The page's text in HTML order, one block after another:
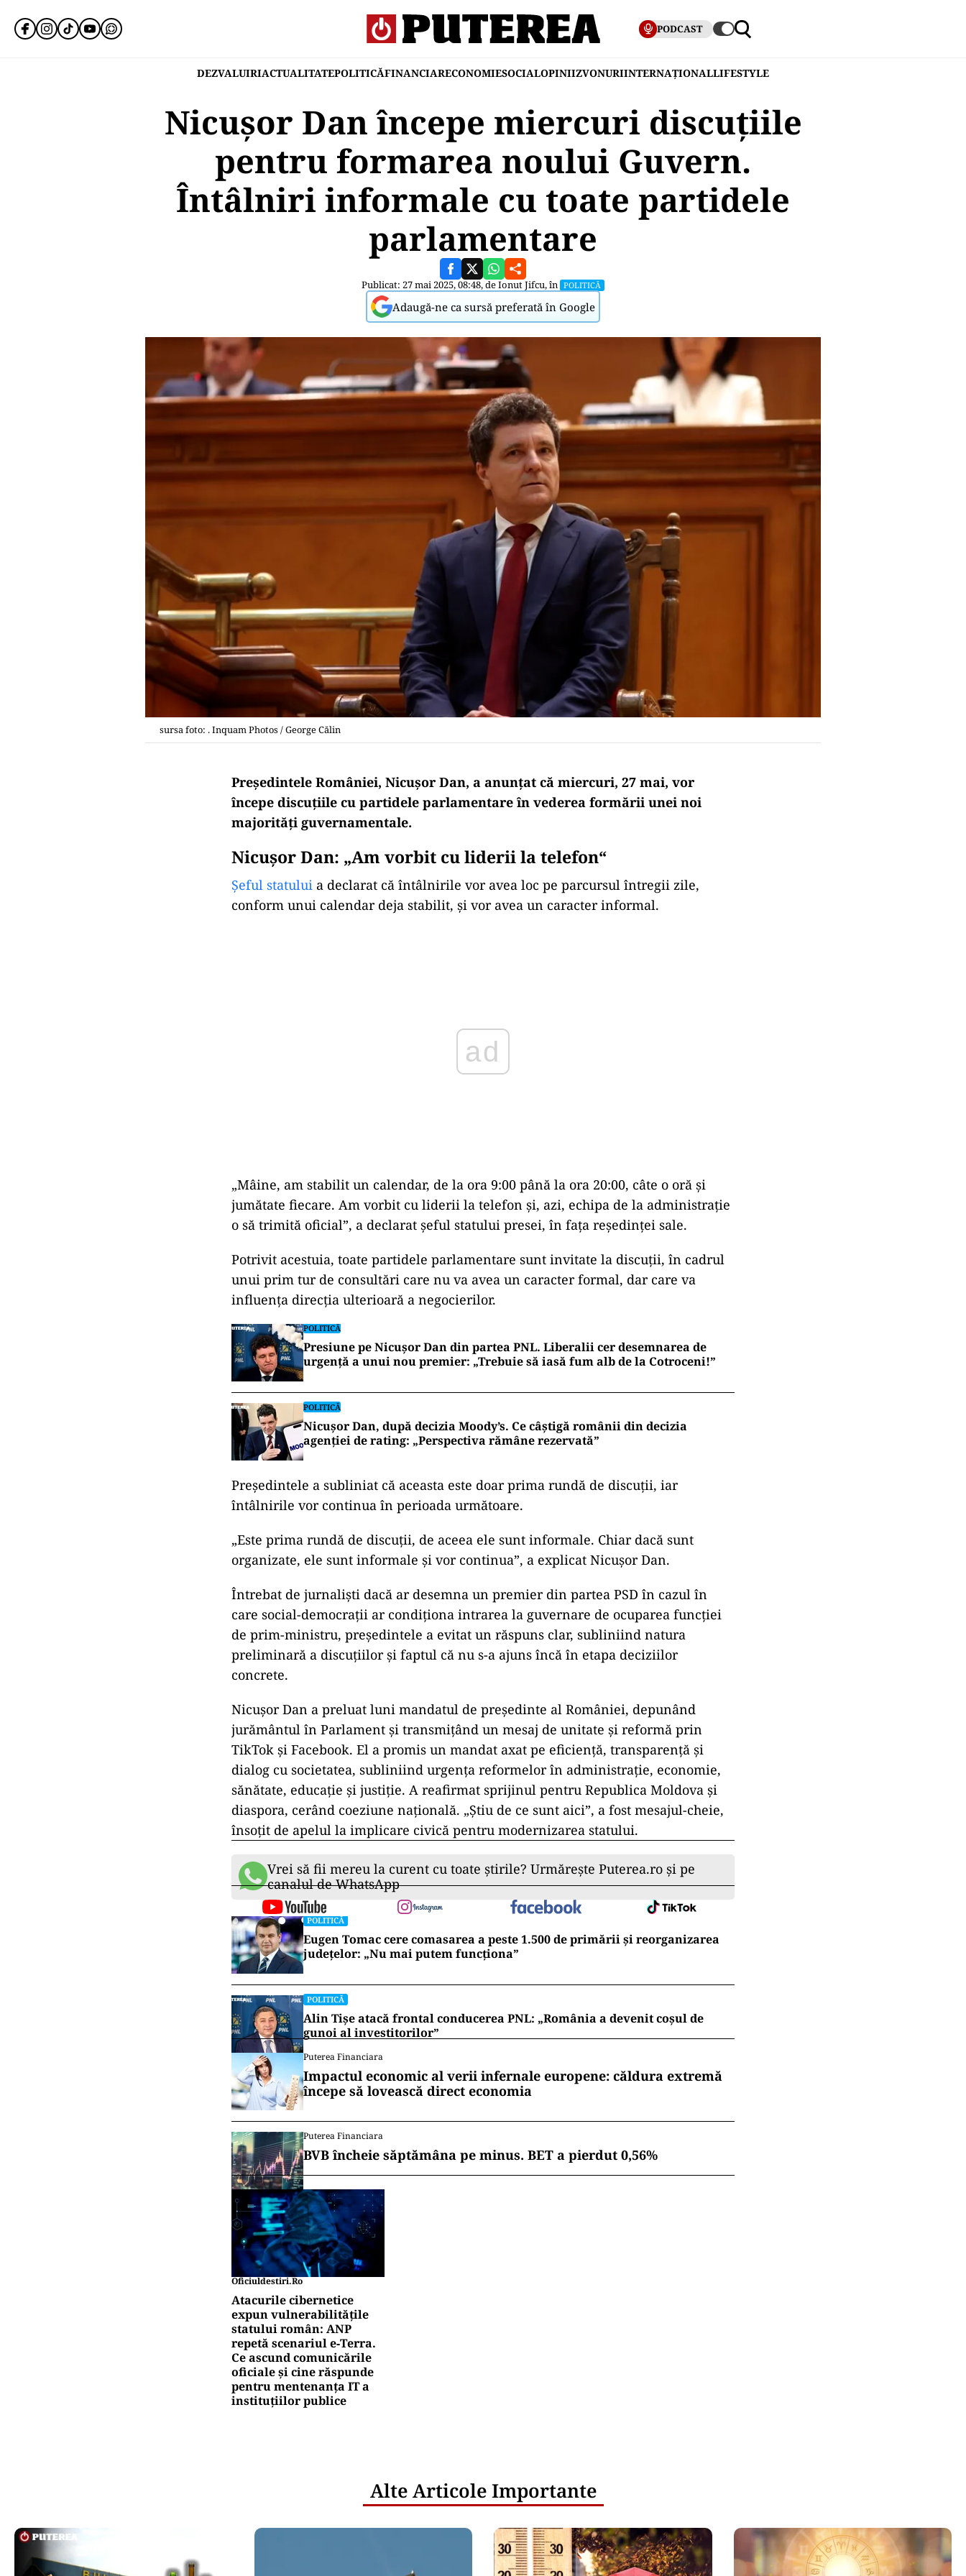
PODCAST
DEZVALUIRIACTUALITATEPOLITICĂFINANCIARECONOMIESOCIALOPINIIZVONURIINTERNAȚIONALLIFESTYLE
Nicușor Dan începe miercuri discuțiile
pentru formarea noului Guvern.
Întâlniri informale cu toate partidele
parlamentare
Publicat: 27 mai 2025, 08:48, deIonut Jifcu, în POLITICĂ
Adaugă-ne ca sursă preferată în Google
sursa foto: . Inquam Photos / George Călin
Președintele României, Nicușor Dan, a anunțat că miercuri, 27 mai, vor
începe discuțiile cu partidele parlamentare în vederea formării unei noi
majorități guvernamentale.
Nicuşor Dan: „Am vorbit cu liderii la telefon“
Şeful statului a declarat că întâlnirile vor avea loc pe parcursul întregii zile,
conform unui calendar deja stabilit, și vor avea un caracter informal.
ad
„Mâine, am stabilit un calendar, de la ora 9:00 până la ora 20:00, câte o oră și
jumătate fiecare. Am vorbit cu liderii la telefon și, azi, echipa de la administrație
o să trimită oficial”, a declarat șeful statului presei, în fața reședinței sale.
Potrivit acestuia, toate partidele parlamentare sunt invitate la discuții, în cadrul
unui prim tur de consultări care nu va avea un caracter formal, dar care va
influența direcția ulterioară a negocierilor.
POLITICĂ
Presiune pe Nicușor Dan din partea PNL. Liberalii cer desemnarea de
urgență a unui nou premier: „Trebuie să iasă fum alb de la Cotroceni!”
POLITICĂ
Nicușor Dan, după decizia Moody’s. Ce câștigă românii din decizia
agenției de rating: „Perspectiva rămâne rezervată”
Președintele a subliniat că aceasta este doar prima rundă de discuții, iar
întâlnirile vor continua în perioada următoare.
„Este prima rundă de discuții, de aceea ele sunt informale. Chiar dacă sunt
organizate, ele sunt informale și vor continua”, a explicat Nicușor Dan.
Întrebat de jurnaliști dacă ar desemna un premier din partea PSD în cazul în
care social-democrații ar condiționa intrarea la guvernare de ocuparea funcției
de prim-ministru, președintele a evitat un răspuns clar, subliniind natura
preliminară a discuțiilor și faptul că nu s-a ajuns încă în etapa deciziilor
concrete.
Nicușor Dan a preluat luni mandatul de președinte al României, depunând
jurământul în Parlament și transmițând un mesaj de unitate și reformă prin
TikTok și Facebook. El a promis un mandat axat pe eficiență, transparență și
dialog cu societatea, subliniind urgența reformelor în administrație, economie,
sănătate, educație și justiție. A reafirmat sprijinul pentru Republica Moldova și
diaspora, cerând coeziune națională. „Știu de ce sunt aici”, a fost mesajul-cheie,
însoțit de apelul la implicare civică pentru modernizarea statului.
Vrei să fii mereu la curent cu toate știrile? Urmărește Puterea.ro și pe
canalul de WhatsApp
POLITICĂ
Eugen Tomac cere comasarea a peste 1.500 de primării și reorganizarea
județelor: „Nu mai putem funcționa”
POLITICĂ
Alin Tișe atacă frontal conducerea PNL: „România a devenit coșul de
gunoi al investitorilor”
Puterea Financiara
Impactul economic al verii infernale europene: căldura extremă
începe să lovească direct economia
Puterea Financiara
BVB încheie săptămâna pe minus. BET a pierdut 0,56%
Oficiuldestiri.ro
Atacurile cibernetice
expun vulnerabilitățile
statului român: ANP
repetă scenariul e‑Terra.
Ce ascund comunicările
oficiale și cine răspunde
pentru mentenanța IT a
instituțiilor publice
Alte Articole Importante